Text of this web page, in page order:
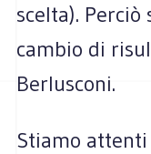
scelta).
cambio di
Berlusconi.
Stiamo attenti